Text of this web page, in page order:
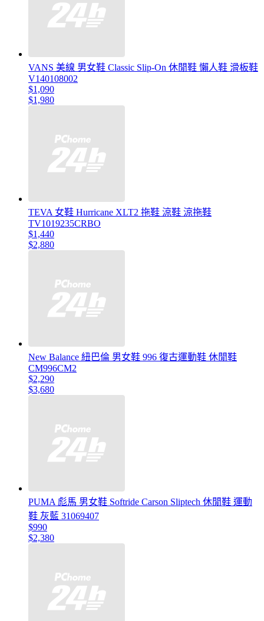
VANS 美線 男女鞋 Classic Slip-On 休閒鞋 懶人鞋 滑板鞋
V140108002
$1,090
$1,980
TEVA 女鞋 Hurricane XLT2 拖鞋 涼鞋 涼拖鞋
TV1019235CRBO
$1,440
$2,880
New Balance 紐巴倫 男女鞋 996 復古運動鞋 休閒鞋
CM996CM2
$2,290
$3,680
PUMA 彪馬 男女鞋 Softride Carson Sliptech 休閒鞋 運動
鞋 灰藍 31069407
$990
$2,380